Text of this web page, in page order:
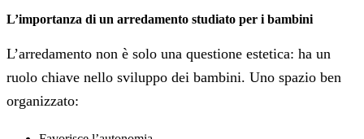
L’importanza di un arredamento studiato per i bambini
L’arredamento non è solo una questione estetica: ha un
ruolo chiave nello sviluppo dei bambini. Uno spazio ben
organizzato: